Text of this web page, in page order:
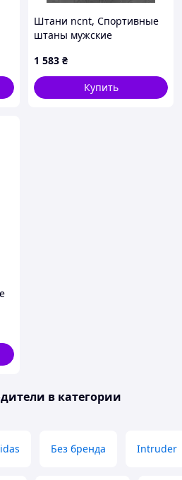
Штани ncnt, Спортивные
штаны мужские
спортивные мужские,
Брюки спортивные
мужские, Штаны для
1 583 ₴
Купить
в категории
Без бренда Intruder